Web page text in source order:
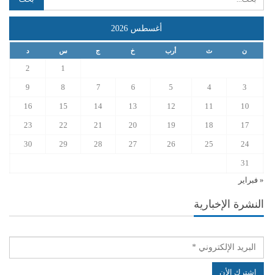
أغسطس 2026
ن ث أرب خ ج س د
1
2
3
4
5
6
7
8
9
10
11
12
13
14
15
16
17
18
19
20
21
22
23
24
25
26
27
28
29
30
31
« فبراير
النشرة الإخبارية